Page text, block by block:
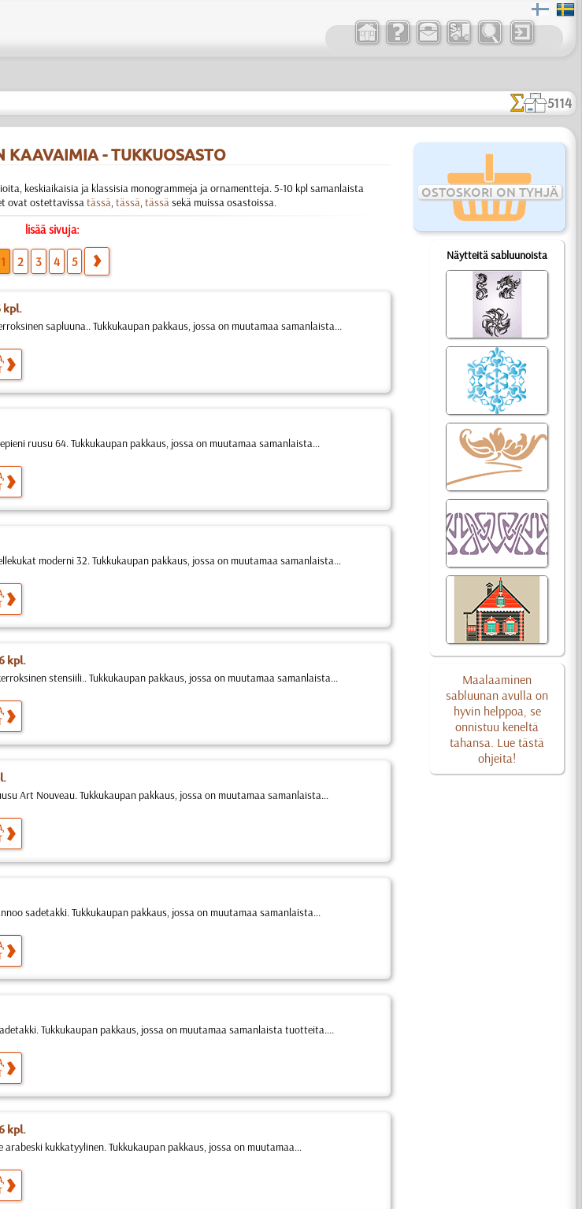
5114
OSTOSKORI ON TYHJÄ
Näytteitä sabluunoista
Maalaaminen
sabluunan avulla on
hyvin helppoa, se
onnistuu keneltä
tahansa. Lue tästä
ohjeita!
KAAVAIMIA - TUKKUOSASTO
keskiaikaisia ja klassisia monogrammeja ja ornamentteja. 5-10 kpl samanlaista
ovat ostettavissatässä,tässä,tässäsekä muissa osastoissa.
lisää sivuja:
1 2 3 4 5
kpl.
sapluuna.. Tukkukaupan pakkaus, jossa on muutamaa samanlaista...
ruusu 64. Tukkukaupan pakkaus, jossa on muutamaa samanlaista...
moderni 32. Tukkukaupan pakkaus, jossa on muutamaa samanlaista...
kpl.
stensiili.. Tukkukaupan pakkaus, jossa on muutamaa samanlaista...
Art Nouveau. Tukkukaupan pakkaus, jossa on muutamaa samanlaista...
sadetakki. Tukkukaupan pakkaus, jossa on muutamaa samanlaista...
Tukkukaupan pakkaus, jossa on muutamaa samanlaista tuotteita....
kpl.
kukkatyylinen. Tukkukaupan pakkaus, jossa on muutamaa...